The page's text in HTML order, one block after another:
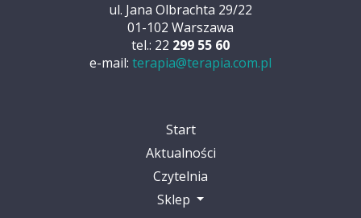
ul. Jana Olbrachta 29/22
01-102 Warszawa
tel.: 22 299 55 60
e-mail: terapia@terapia.com.pl
Start
Aktualności
Czytelnia
Sklep